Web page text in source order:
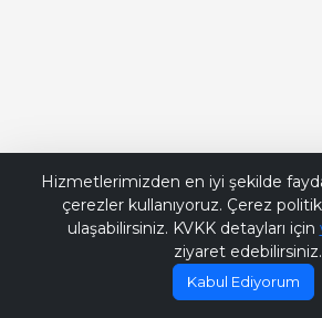
Hizmetlerimizden en iyi şekilde
çerezler kullanıyoruz. Çerez
ulaşabilirsiniz. KVKK detayları için
ziyaret edebilirsiniz.
Kabul Ediyorum